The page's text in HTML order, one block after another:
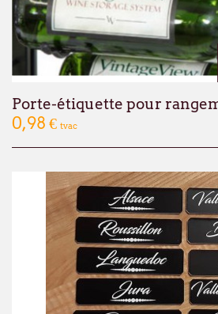
Porte-étiquette pour
0,98 € tvac